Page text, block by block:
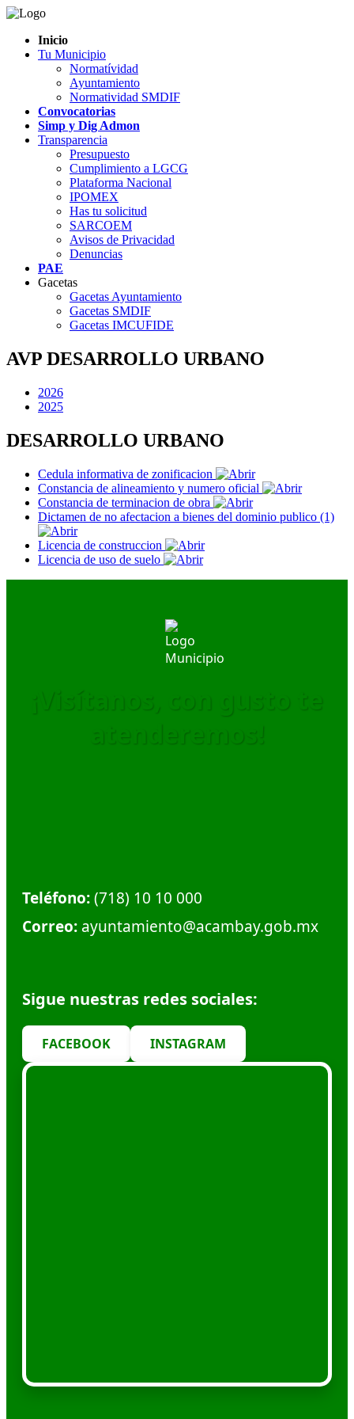
Inicio
Tu Municipio
Normatívidad
Ayuntamiento
Normatividad SMDIF
Convocatorias
Simp y Dig Admon
Transparencia
Presupuesto
Cumplimiento a LGCG
Plataforma Nacional
IPOMEX
Has tu solicitud
SARCOEM
Avisos de Privacidad
Denuncias
PAE
Gacetas
Gacetas Ayuntamiento
Gacetas SMDIF
Gacetas IMCUFIDE
AVP DESARROLLO URBANO
2026
2025
DESARROLLO URBANO
Cedula informativa de zonificacion
Constancia de alineamiento y numero oficial
Constancia de terminacion de obra
Dictamen de no afectacion a bienes del dominio publico (1)
Licencia de construccion
Licencia de uso de suelo
¡Visítanos, con gusto te
atenderemos!
Teléfono:(718) 10 10 000
Correo: ayuntamiento@acambay.gob.mx
Sigue nuestras redes sociales:
FACEBOOK INSTAGRAM